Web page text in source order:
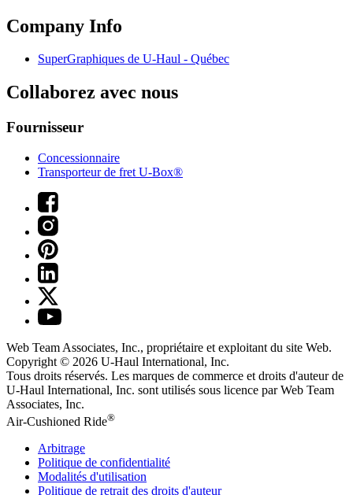
Company Info
SuperGraphiques de U-Haul - Québec
Collaborez avec nous
Fournisseur
Concessionnaire
Transporteur de fret U-Box®
Web Team Associates, Inc., propriétaire et exploitant du site Web.
Copyright © 2026 U-Haul International, Inc.
Tous droits réservés. Les marques de commerce et droits d'auteur de
U-Haul International, Inc. sont utilisés sous licence par Web Team
Associates, Inc.
Air-Cushioned Ride®
Arbitrage
Politique de confidentialité
Modalités d'utilisation
Politique de retrait des droits d'auteur